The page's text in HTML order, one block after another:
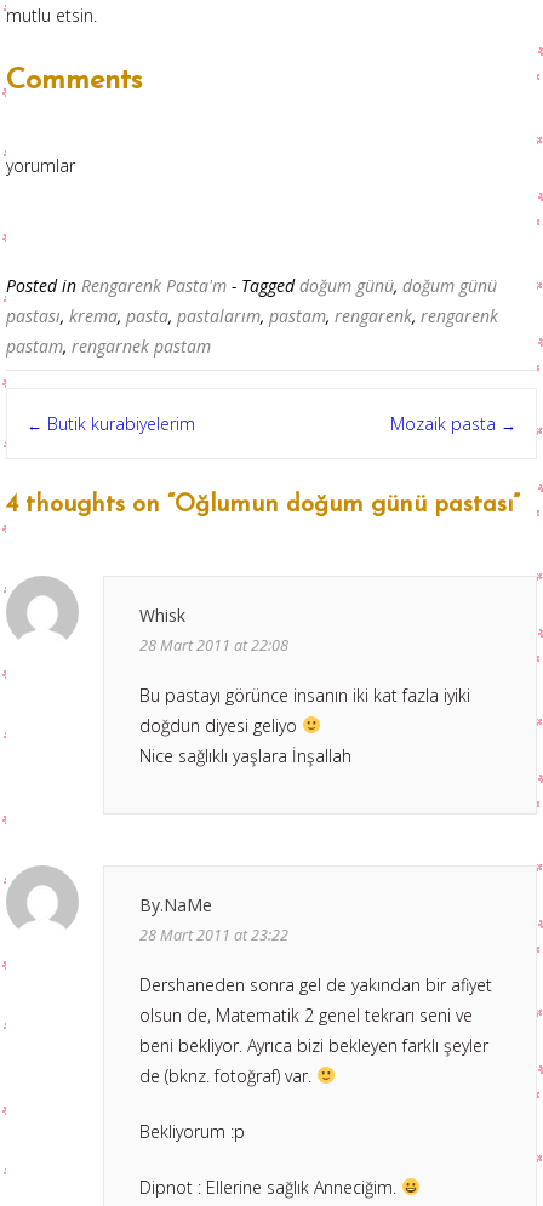
mutlu etsin.
Comments
yorumlar
Posted in Rengarenk Pasta'm - Taggeddoğum günü, doğum günü
pastası, krema, pasta, pastalarım, pastam, rengarenk, rengarenk
pastam, rengarnek pastam
Post
navigation
← Butik kurabiyelerim Mozaik pasta →
4 thoughts on “ Oğlumun doğum günü pastası ”
Whisk
28 Mart 2011 at 22:08
Bu pastayı görünce insanın iki kat fazla iyiki
doğdun diyesi geliyo
Nice sağlıklı yaşlara İnşallah
By.NaMe
28 Mart 2011 at 23:22
Dershaneden sonra gel de yakından bir afiyet
olsun de, Matematik 2 genel tekrarı seni ve
beni bekliyor. Ayrıca bizi bekleyen farklı şeyler
de (bknz. fotoğraf) var.
Bekliyorum :p
Dipnot : Ellerine sağlık Anneciğim.